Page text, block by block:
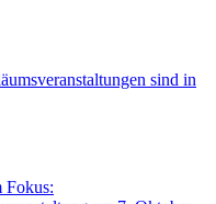
sind in
Fokus: